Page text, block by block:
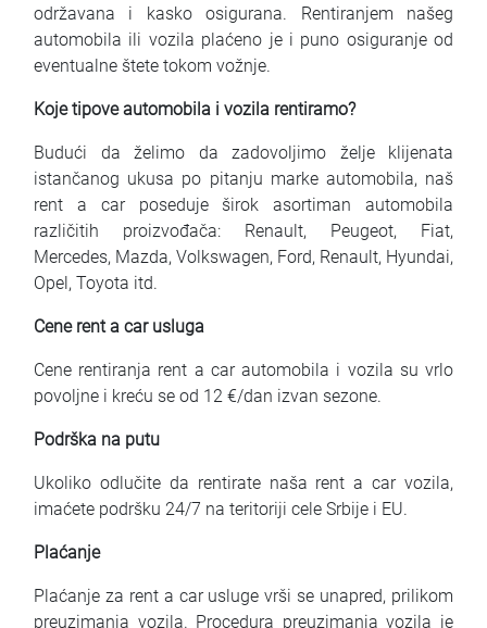
održavana i kasko osigurana. Rentiranjem našeg
automobila ili vozila plaćeno je i puno osiguranje od
eventualne štete tokom vožnje.
Koje tipove automobila i vozila rentiramo?
Budući da želimo da zadovoljimo želje klijenata
istančanog ukusa po pitanju marke automobila, naš
rent a car poseduje širok asortiman automobila
različitih proizvođača: Renault, Peugeot, Fiat,
Mercedes, Mazda, Volkswagen, Ford, Renault, Hyundai,
Opel, Toyota itd.
Cene rent a car usluga
Cene rentiranja rent a car automobila i vozila su vrlo
povoljne i kreću se od 12 €/dan izvan sezone.
Podrška na putu
Ukoliko odlučite da rentirate naša rent a car vozila,
imaćete podršku 24/7 na teritoriji cele Srbije i EU.
Plaćanje
Plaćanje za rent a car usluge vrši se unapred, prilikom
preuzimanja vozila. Procedura preuzimanja vozila je